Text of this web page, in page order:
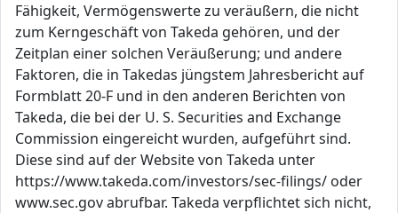
Fähigkeit, Vermögenswerte zu veräußern, die nicht
zum Kerngeschäft von Takeda gehören, und der
Zeitplan einer solchen Veräußerung; und andere
Faktoren, die in Takedas jüngstem Jahresbericht auf
Formblatt 20-F und in den anderen Berichten von
Takeda, die bei der U. S. Securities and Exchange
Commission eingereicht wurden, aufgeführt sind.
Diese sind auf der Website von Takeda unter
https://www.takeda.com/investors/sec-filings/ oder
www.sec.gov abrufbar. Takeda verpflichtet sich nicht,